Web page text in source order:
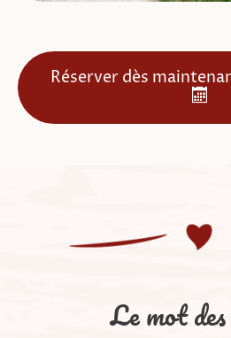
Réserver dès
Le mot